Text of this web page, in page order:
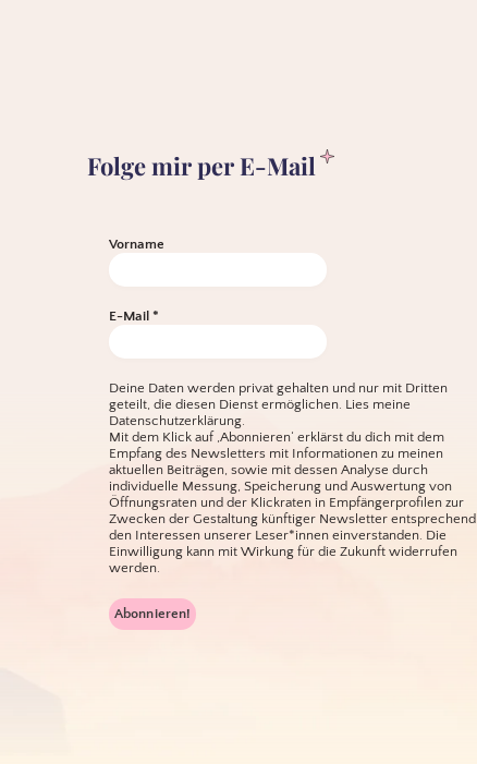
Folge mir per E-Mail
Vorname
E-Mail *
Deine Daten werden privat gehalten und nur mit Dritten
geteilt, die diesen Dienst ermöglichen. Lies meine
Datenschutzerklärung.
Mit dem Klick auf ‚Abonnieren‘ erklärst du dich mit dem
Empfang des Newsletters mit Informationen zu meinen
aktuellen Beiträgen, sowie mit dessen Analyse durch
individuelle Messung, Speicherung und Auswertung von
Öffnungsraten und der Klickraten in Empfängerprofilen zur
Zwecken der Gestaltung künftiger Newsletter entsprechend
den Interessen unserer Leser*innen einverstanden. Die
Einwilligung kann mit Wirkung für die Zukunft widerrufen
werden.